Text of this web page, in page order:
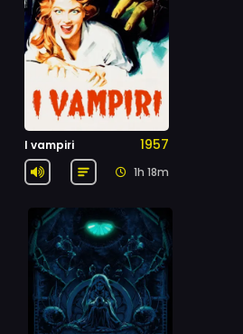
I vampiri 1957
1h 18m